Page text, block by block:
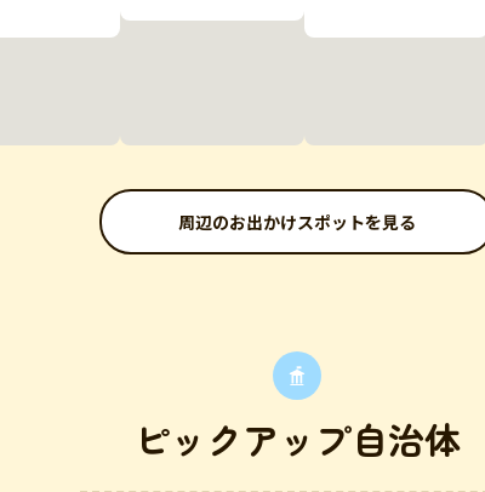
周辺のお出かけスポットを見る
ピックアップ自治体